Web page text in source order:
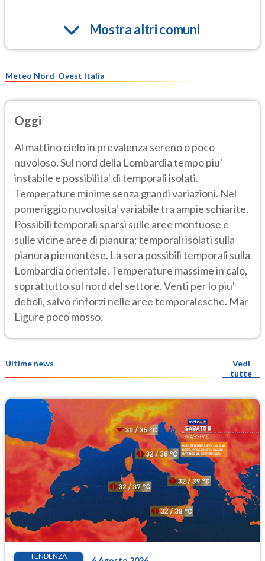
Mostra altri comuni
Meteo Nord-Ovest Italia
Oggi
Al mattino cielo in prevalenza sereno o poco
nuvoloso. Sul nord della Lombardia tempo piu'
instabile e possibilita' di temporali isolati.
Temperature minime senza grandi variazioni. Nel
pomeriggio nuvolosita' variabile tra ampie schiarite.
Possibili temporali sparsi sulle aree montuose e
sulle vicine aree di pianura; temporali isolati sulla
pianura piemontese. La sera possibili temporali sulla
Lombardia orientale. Temperature massime in calo,
soprattutto sul nord del settore. Venti per lo piu'
deboli, salvo rinforzi nelle aree temporalesche. Mar
Ligure poco mosso.
Ultime news
Vedi
tutte
TENDENZA